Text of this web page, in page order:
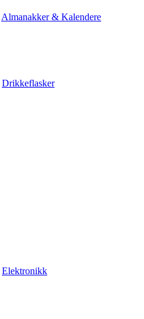
Almanakker & Kalendere
Drikkeflasker
Elektronikk